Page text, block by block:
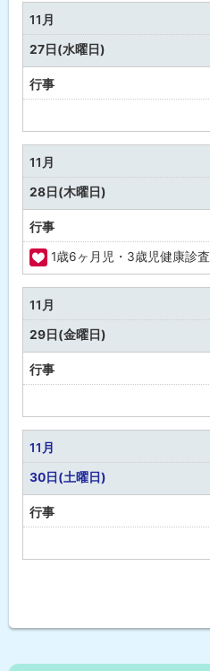
な
し
11月
27日(水曜日)
行事
定
な
し
11月
28日(木曜日)
行事
福
祉
・
健
康
1歳6ヶ月児・3歳児健康診査
11月
29日(金曜日)
行事
定
な
し
11月
30日(土曜日)
行事
定
に